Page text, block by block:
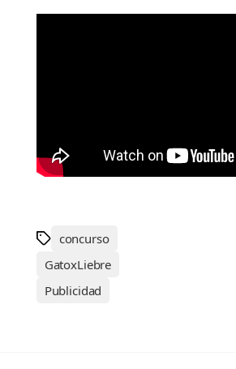
concurso
GatoxLiebre
Publicidad